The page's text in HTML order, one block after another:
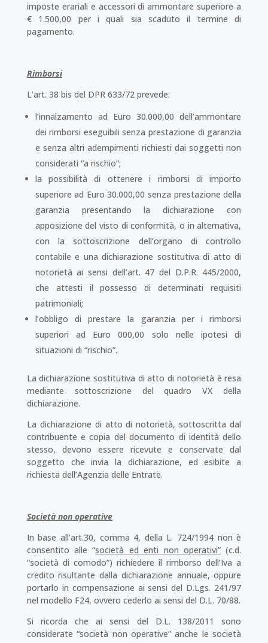
imposte erariali e accessori di ammontare superiore a
€ 1.500,00 per i quali sia scaduto il termine di
pagamento.
Rimborsi
L’art. 38 bis del DPR 633/72 prevede:
l’innalzamento ad Euro 30.000,00 dell’ammontare
dei rimborsi eseguibili senza prestazione di garanzia
e senza altri adempimenti richiesti dai soggetti non
considerati “a rischio”;
la possibilità di ottenere i rimborsi di importo
superiore ad Euro 30.000,00 senza prestazione della
garanzia presentando la dichiarazione con
apposizione del visto di conformità, o in alternativa,
con la sottoscrizione dell’organo di controllo
contabile e una dichiarazione sostitutiva di atto di
notorietà ai sensi dell’art. 47 del D.P.R. 445/2000,
che attesti il possesso di determinati requisiti
patrimoniali;
l’obbligo di prestare la garanzia per i rimborsi
superiori ad Euro 000,00 solo nelle ipotesi di
situazioni di “rischio”.
La dichiarazione sostitutiva di atto di notorietà è resa
mediante sottoscrizione del quadro VX della
dichiarazione.
La dichiarazione di atto di notorietà, sottoscritta dal
contribuente e copia del documento di identità dello
stesso, devono essere ricevute e conservate dal
soggetto che invia la dichiarazione, ed esibite a
richiesta dell’Agenzia delle Entrate.
Società non operative
In base all’art.30, comma 4, della L. 724/1994 non è
consentito alle “società ed enti non operativi”(c.d.
“società di comodo”) richiedere il rimborso dell’Iva a
credito risultante dalla dichiarazione annuale, oppure
portarlo in compensazione ai sensi del D.Lgs. 241/97
nel modello F24, ovvero cederlo ai sensi del D.L. 70/88.
Si ricorda che ai sensi del D.L. 138/2011 sono
considerate “società non operative” anche le società